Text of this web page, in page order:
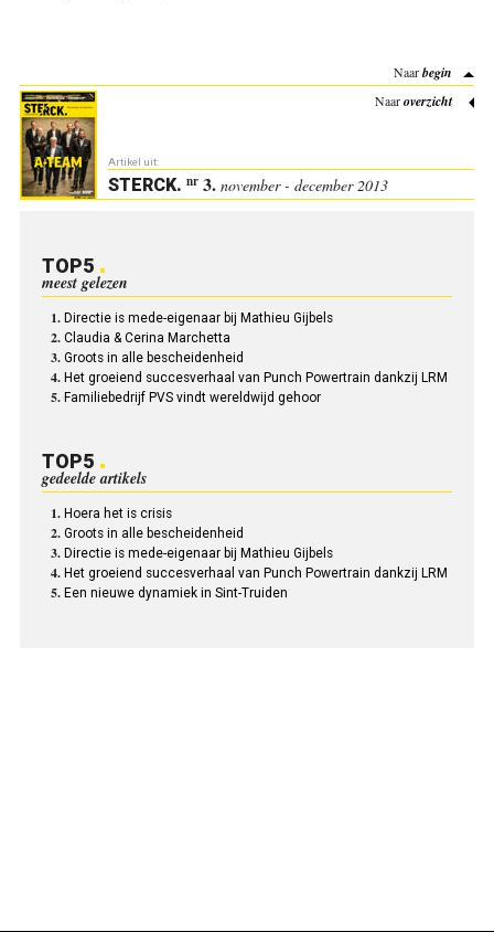
Naarbegin
Naaroverzicht
Artikel uit:
STERCK. nr3. november - december 2013
TOP5
meest gelezen
Directie is mede-eigenaar bij Mathieu Gijbels
Claudia & Cerina Marchetta
Groots in alle bescheidenheid
Het groeiend succesverhaal van Punch Powertrain dankzij LRM
Familiebedrijf PVS vindt wereldwijd gehoor
TOP5
gedeelde artikels
Hoera het is crisis
Groots in alle bescheidenheid
Directie is mede-eigenaar bij Mathieu Gijbels
Het groeiend succesverhaal van Punch Powertrain dankzij LRM
Een nieuwe dynamiek in Sint-Truiden